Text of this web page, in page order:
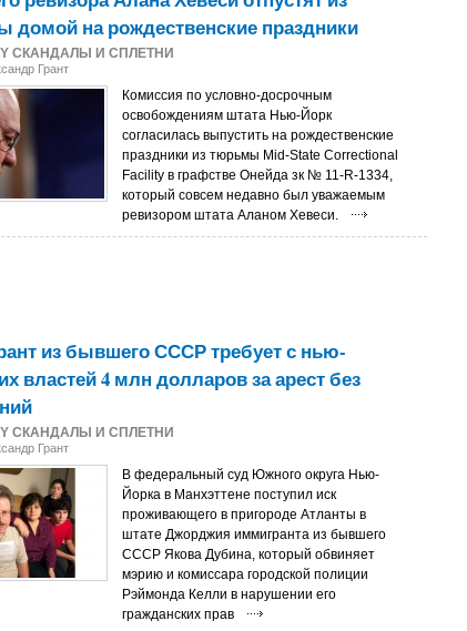
домой на рождественские праздники
СКАНДАЛЫ И СПЛЕТНИ
Грант
Комиссия по условно-досрочным
освобождениям штата Нью-Йорк
согласилась выпустить на рождественские
праздники из тюрьмы Mid-State Correctional
Facility в графстве Онейда зк № 11-R-1334,
который совсем недавно был уважаемым
ревизором штата Аланом Хевеси.
из бывшего СССР требует с нью-
властей 4 млн долларов за арест без
СКАНДАЛЫ И СПЛЕТНИ
Грант
В федеральный суд Южного округа Нью-
Йорка в Манхэттене поступил иск
проживающего в пригороде Атланты в
штате Джорджия иммигранта из бывшего
СССР Якова Дубина, который обвиняет
мэрию и комиссара городской полиции
Рэймонда Келли в нарушении его
гражданских прав